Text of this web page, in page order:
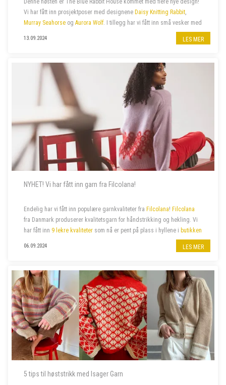
Vi har fått inn prosjektposer med designene Daisy Knitting Rabbit
Murray Seahorse og Aurora Wolf. I tillegg har vi fått inn små vesker med
13.09.2024 LES MER
NYHET! Vi har fått inn garn fra Filcolana!
Endelig har vi fått inn populære garnkvaliteter fra Filcolana! Filcolana
fra Danmark produserer kvalitetsgarn for håndstrikking og hekling. Vi
har fått inn 9 lekre kvaliteter som nå er pent på plass i hyllene i butikken
06.09.2024 LES MER
5 tips til høststrikk med Isager Garn